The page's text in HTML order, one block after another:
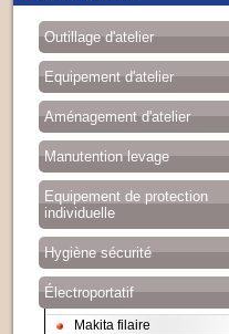
Outillage d'atelier
Equipement d'atelier
Aménagement d'atelier
Manutention levage
Equipement de protection
individuelle
Hygiène sécurité
Électroportatif
Makita filaire